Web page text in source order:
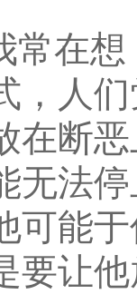
在想
，人
在断
无法
可能
要让